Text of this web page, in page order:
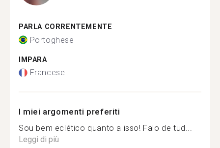
PARLA CORRENTEMENTE
Portoghese
IMPARA
Francese
I miei argomenti preferiti
Sou bem eclético quanto a isso! Falo de tud...
Leggi di più